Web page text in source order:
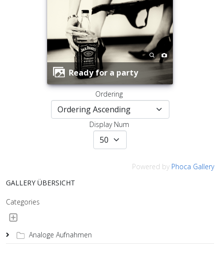
Ready for a party
Ordering
Display Num
Powered by Phoca Gallery
GALLERY ÜBERSICHT
Categories
Analoge Aufnahmen